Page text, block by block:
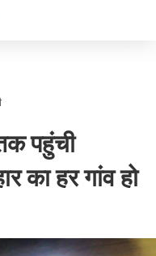
पहुंची
का हर गांव हो